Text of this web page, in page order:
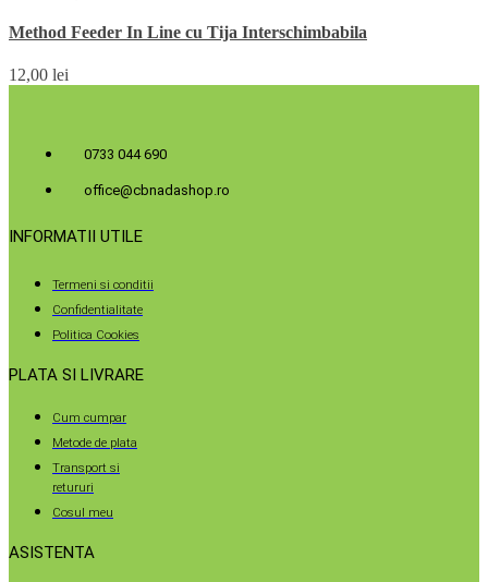
Method Feeder In Line cu Tija Interschimbabila
12,00 lei
0733 044 690
office@cbnadashop.ro
INFORMATII UTILE
Termeni si conditii
Confidentialitate
Politica Cookies
PLATA SI LIVRARE
Cum cumpar
Metode de plata
Transport si
retururi
Cosul meu
ASISTENTA